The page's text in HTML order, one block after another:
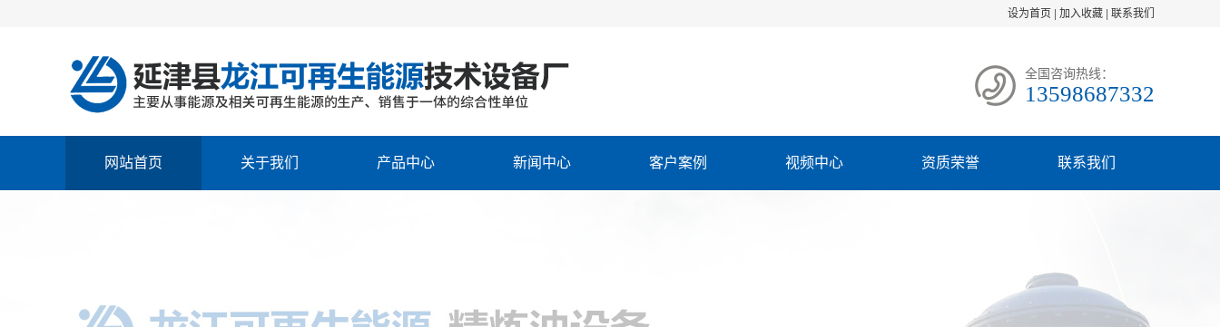
设为首页 加入收藏 联系我们
全国咨询热线：
13598687332
网站首页 关于我们 产品中心 新闻中心 客户案例 视频中心 资质荣誉 联系我们